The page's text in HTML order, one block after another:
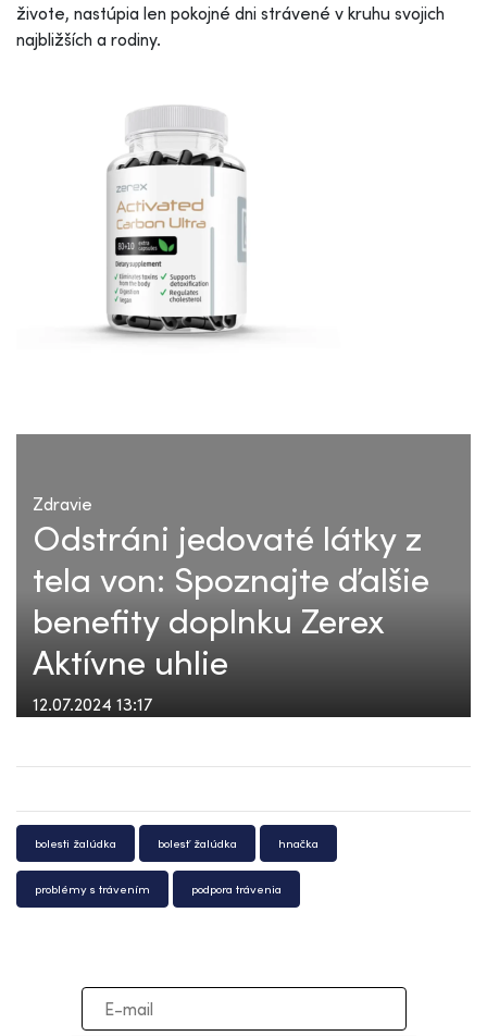
živote, nastúpia len pokojné dni strávené v kruhu svojich
najbližších a rodiny.
Zdravie
Odstráni jedovaté látky z
tela von: Spoznajte ďalšie
benefity doplnku Zerex
Aktívne uhlie
12.07.2024 13:17
bolesti žalúdka bolesť žalúdka hnačka
problémy s trávením podpora trávenia